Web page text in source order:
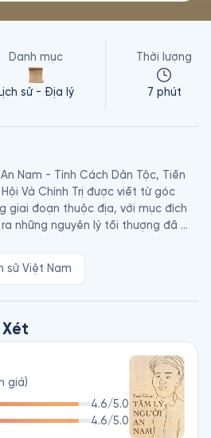
Danh mục
Lịch sử - Địa lý
Thời lượng
7 phút
Nam - Tính Cách Dân Tộc, Tiến
Hội Và Chính Trị được viết từ góc
giai đoạn thuộc địa, với mục đích
những nguyên lý tối thượng đã
hội hay chính trị của dân tộc Việt.
sử Việt Nam
giá)
4.6/5.0
4.6/5.0